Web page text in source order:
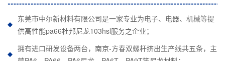
东莞市中尔新材料有限公司是一家专业为电子、电器、机械等提
供高性能pa66杜邦尼龙103hsl服务之企业；
拥有进口研发设备两台，南京-方春双螺杆挤出生产线共五条，主